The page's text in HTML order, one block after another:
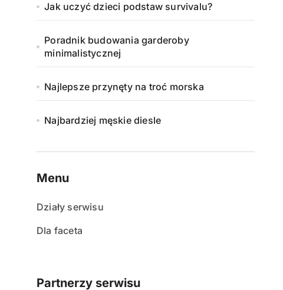
Jak uczyć dzieci podstaw survivalu?
Poradnik budowania garderoby
minimalistycznej
Najlepsze przynęty na troć morska
Najbardziej męskie diesle
Menu
Działy serwisu
Dla faceta
Partnerzy serwisu